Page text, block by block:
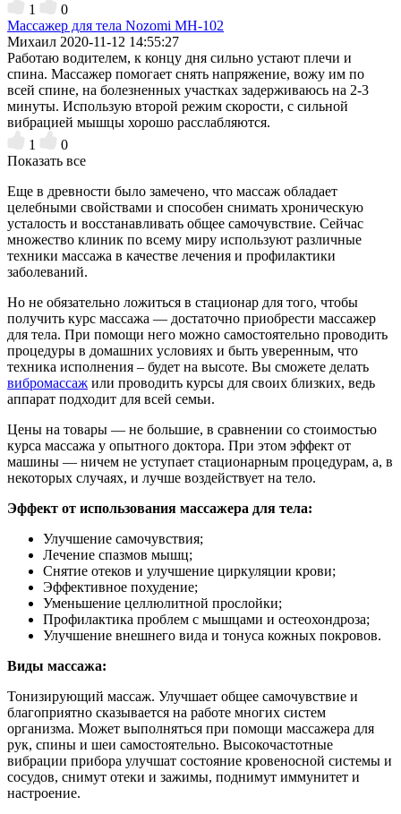
1
0
Массажер для тела Nozomi MH-102
Михаил 2020-11-12 14:55:27
Работаю водителем, к концу дня сильно устают плечи и
спина. Массажер помогает снять напряжение, вожу им по
всей спине, на болезненных участках задерживаюсь на 2-3
минуты. Использую второй режим скорости, с сильной
вибрацией мышцы хорошо расслабляются.
1
0
Показать все
Еще в древности было замечено, что массаж обладает
целебными свойствами и способен снимать хроническую
усталость и восстанавливать общее самочувствие. Сейчас
множество клиник по всему миру используют различные
техники массажа в качестве лечения и профилактики
заболеваний.
Но не обязательно ложиться в стационар для того, чтобы
получить курс массажа — достаточно приобрести массажер
для тела. При помощи него можно самостоятельно проводить
процедуры в домашних условиях и быть уверенным, что
техника исполнения – будет на высоте. Вы сможете делать
вибромассаж или проводить курсы для своих близких, ведь
аппарат подходит для всей семьи.
Цены на товары — не большие, в сравнении со стоимостью
курса массажа у опытного доктора. При этом эффект от
машины — ничем не уступает стационарным процедурам, а, в
некоторых случаях, и лучше воздействует на тело.
Эффект от использования массажера для тела:
Улучшение самочувствия;
Лечение спазмов мышц;
Снятие отеков и улучшение циркуляции крови;
Эффективное похудение;
Уменьшение целлюлитной прослойки;
Профилактика проблем с мышцами и остеохондроза;
Улучшение внешнего вида и тонуса кожных покровов.
Виды массажа:
Тонизирующий массаж. Улучшает общее самочувствие и
благоприятно сказывается на работе многих систем
организма. Может выполняться при помощи массажера для
рук, спины и шеи самостоятельно. Высокочастотные
вибрации прибора улучшат состояние кровеносной системы и
сосудов, снимут отеки и зажимы, поднимут иммунитет и
настроение.